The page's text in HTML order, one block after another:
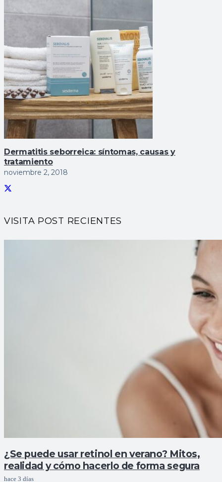
Dermatitis seborreica: sí­ntomas, causas y
tratamiento
noviembre 2, 2018
VISITA POST RECIENTES
¿Se puede usar retinol en verano? Mitos,
realidad y cómo hacerlo de forma segura
hace 3 días